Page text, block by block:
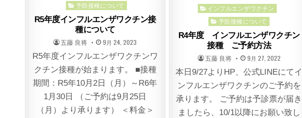
予防接種について
R5年度インフルエンザワクチン接
種について
POSTED
BY
五藤 良将 POSTED
ON
9月 24, 2023
R5年度インフルエンザワクチンワ
クチン接種が始まります。 ■接種
期間：R5年10月2日（月）～R6年
1月30日 （ご予約は9月25日
（月）より承ります） ＜料金＞
Posted
インフルエンザワクチン
予防接種について
R4年度 インフルエンザワクチン
接種 ご予約方法
POSTED
BY
五藤 良将 POSTED
ON
9月 27, 2022
本日9/27よりHP、公式LINEにてイ
ンフルエンザワクチンのご予約を
承ります。 ご予約は予診票が届き
ましたら、10/1以降にお願い致し